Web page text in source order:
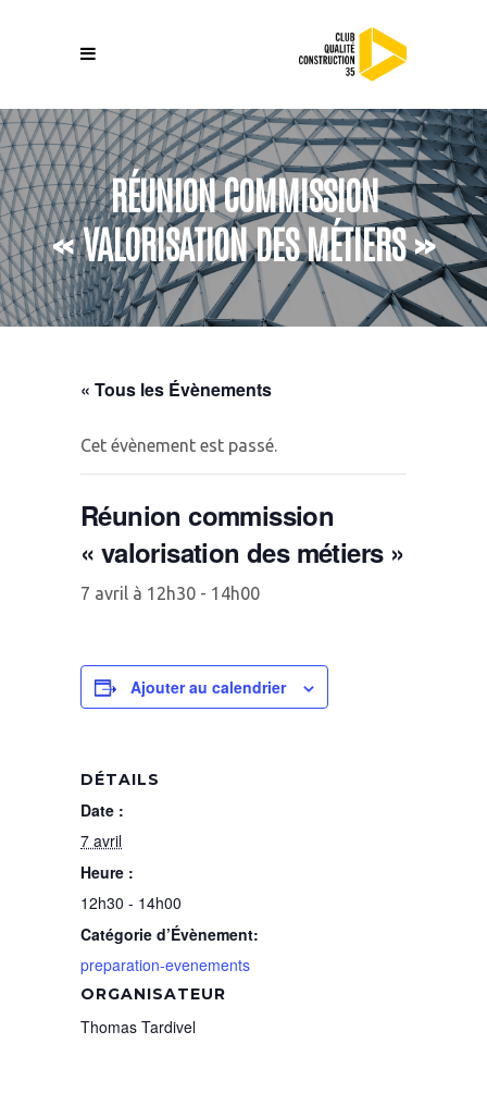
RÉUNION COMMISSION
« VALORISATION DES MÉTIERS »
« Tous les Évènements
Cet évènement est passé.
Réunion commission
« valorisation des métiers »
7 avril à 12h30 - 14h00
Ajouter au calendrier
DÉTAILS
Date :
7 avril
Heure :
12h30 - 14h00
Catégorie d’Évènement:
preparation-evenements
ORGANISATEUR
Thomas Tardivel